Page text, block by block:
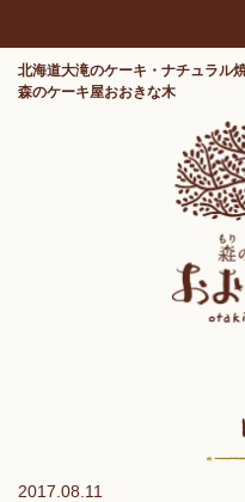
北海道大滝のケーキ・ナチュラル
森のケーキ屋おおきな木
2017.08.11